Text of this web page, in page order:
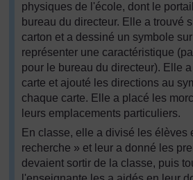
physiques de l'école, dont le
bureau du directeur. Elle a trouvé
carton et a dessiné un symbole
représenter une caractéristique
pour le bureau du directeur). Elle
carte et ajouté les directions au
chaque carte. Elle a placé les
leurs emplacements particuliers.
En classe, elle a divisé les élèves
recherche » et leur a donné les
devaient sortir de la classe, puis